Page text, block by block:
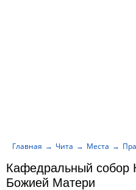
Кафедральный собор
Божией Матери
Главная Чита Места